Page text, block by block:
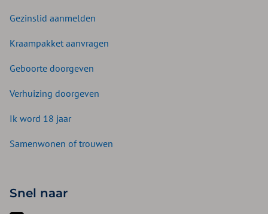
Gezinslid aanmelden
Kraampakket aanvragen
Geboorte doorgeven
Verhuizing doorgeven
Ik word 18 jaar
Samenwonen of trouwen
Snel naar